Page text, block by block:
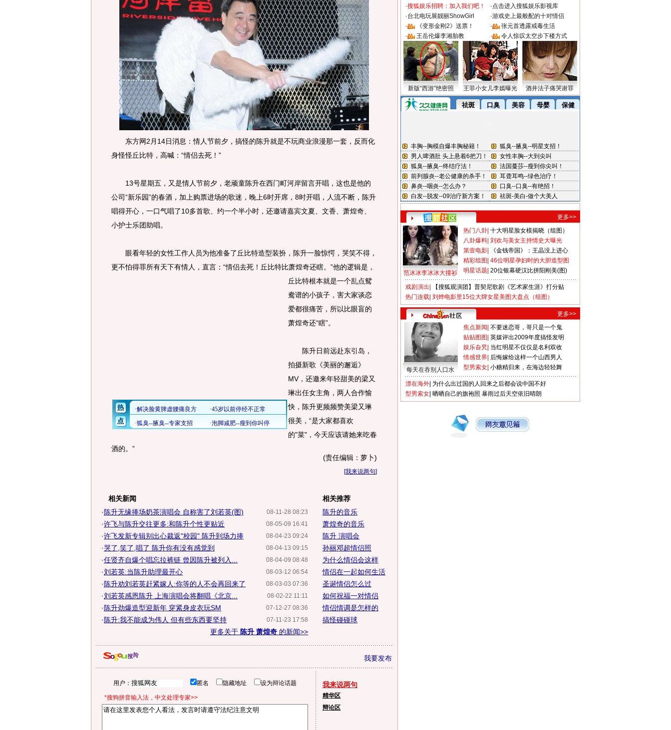
东方网2月14日消息：情人节前夕，搞怪的陈升就是不玩商业浪漫那一套，反而化
身怪怪丘比特，高喊：“情侣去死！”
13号星期五，又是情人节前夕，老顽童陈升在西门町河岸留言开唱，这也是他的
公司“新乐园”的春酒，加上购票进场的歌迷，晚上6时开席，8时开唱，人流不断，陈升
唱得开心，一口气唱了10多首歌、约一个半小时，还邀请嘉宾文夏、文香、萧煌奇、
小护士乐团助唱。
眼看年轻的女性工作人员为他准备了丘比特造型装扮，陈升一脸惊愕，哭笑不得，
更不怕得罪所有天下有情人，直言：“情侣去死！丘比特比萧煌奇还瞎。 ”他的逻辑是，
丘比特根本就是一个乱点鸳
鸯谱的小孩子，害大家谈恋
爱都很痛苦，所以比眼盲的
萧煌奇还“瞎”。
陈升日前远赴东引岛，
拍摄新歌《美丽的邂逅》
MV，还邀来年轻甜美的梁又
琳出任女主角，两人合作愉
快，陈升更频频赞美梁又琳
很美，“是大家都喜欢
的"菜"，今天应该请她来吃春
酒的。”
(责任编辑：萝卜)
[我来说两句]
相关新闻
08-11-28 08:23
· 陈升无缘捧场奶茶演唱会 自称害了刘若英(图)
08-05-09 16:41
·许飞与陈升交往更多:和陈升个性更贴近
08-04-23 09:24
·许飞发新专辑别出心裁返"校园" 陈升到场力捧
08-04-13 09:15
·哭了,笑了,唱了 陈升你有没有感觉到
08-04-09 08:48
·任贤齐自爆个唱忘拉裤链 曾因陈升被列入...
08-03-12 06:54
·刘若英:当陈升助理最开心
08-03-03 07:36
· 陈升劝刘若英赶紧嫁人:你等的人不会再回来了
08-02-22 11:11
·刘若英感恩陈升 上海演唱会将翻唱《北京...
07-12-27 08:36
· 陈升劲爆造型迎新年 穿紧身皮衣玩SM
07-11-23 17:58
· 陈升:我不能成为伟人 但有些东西要坚持
更多关于 陈升 萧煌奇 的新闻>>
相关推荐
陈升的音乐
萧煌奇的音乐
陈升 演唱会
孙丽邓超情侣照
为什么情侣会这样
情侣在一起如何生活
圣诞情侣怎么过
如何祝福一对情侣
情侣情调是怎样的
搞怪碰碰球
我要发布
用户： 匿名 隐藏地址 设为辩论话题
*搜狗拼音输入法，中文处理专家>>
我来说两句
精华区
辩论区
·搜狐娱乐招聘：加入我们吧！ ·点击进入搜狐娱乐影视库
·台北电玩展靓丽ShowGirl ·游戏史上最般配的十对情侣
·
《变形金刚2》送票！ ·
张元首透露戒毒生活
·
王岳伦爆李湘胎教 · 令人惊叹太空步下楼方式
新版“西游”绝密照 王菲小女儿李嫣曝光 酒井法子痛哭谢罪
更多>>
范冰冰李冰冰大撞衫
热门八卦 十大明星脸女模揭晓（组图）
八卦爆料 刘欢与美女主持情史大曝光
第壹电影
《金钱帝国》：王晶没上进心
精彩组图 46位明星孕妇时的大胆造型图
明星话题 20位银幕硬汉比拼阳刚美(图)
戏剧演出
【搜狐观演团】普契尼歌剧《艺术家生涯》打分贴
热门连载 刘烨电影里15位大牌女星美图大盘点（组图）
更多>>
每天在吞别人口水
焦点新闻 不要迷恋哥，哥只是一个鬼
贴贴图图 英媒评出2009年度搞怪发明
娱乐旮旯 当红明星不仅仅是名利双收
情感世界 后悔嫁给这样一个山西男人
型男索女 小糖精归来，在海边轻轻舞
漂在海外 为什么出过国的人回来之后都会说中国不好
型男索女 晒晒自己的旗袍照 暴雨过后天空依旧晴朗